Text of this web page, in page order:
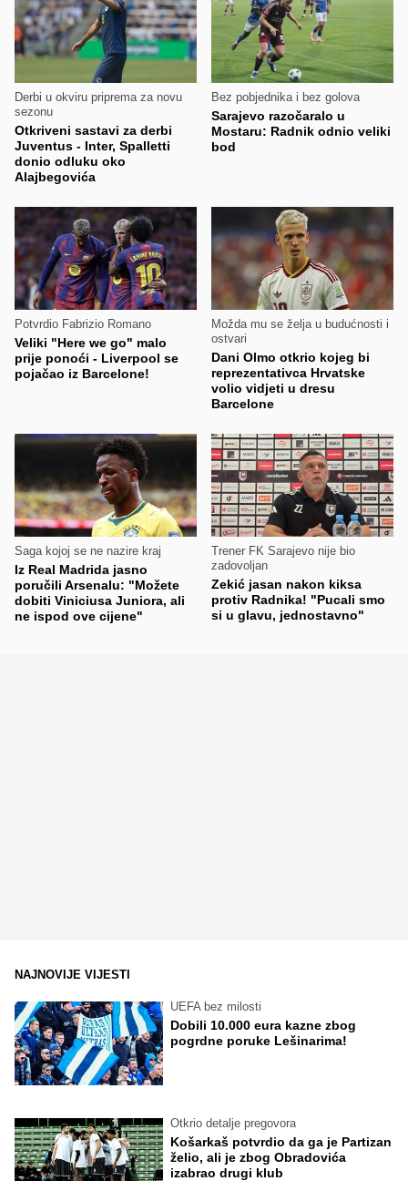
Derbi u okviru priprema za novu
sezonu
Otkriveni sastavi za derbi
Juventus - Inter, Spalletti
donio odluku oko
Alajbegovića
Bez pobjednika i bez golova
Sarajevo razočaralo u
Mostaru: Radnik odnio veliki
bod
Potvrdio Fabrizio Romano
Veliki "Here we go" malo
prije ponoći - Liverpool se
pojačao iz Barcelone!
Možda mu se želja u budućnosti i
ostvari
Dani Olmo otkrio kojeg bi
reprezentativca Hrvatske
volio vidjeti u dresu
Barcelone
Saga kojoj se ne nazire kraj
Iz Real Madrida jasno
poručili Arsenalu: "Možete
dobiti Viniciusa Juniora, ali
ne ispod ove cijene"
Trener FK Sarajevo nije bio
zadovoljan
Zekić jasan nakon kiksa
protiv Radnika! "Pucali smo
si u glavu, jednostavno"
NAJNOVIJE VIJESTI
UEFA bez milosti
Dobili 10.000 eura kazne zbog
pogrdne poruke Lešinarima!
Otkrio detalje pregovora
Košarkaš potvrdio da ga je Partizan
želio, ali je zbog Obradovića
izabrao drugi klub